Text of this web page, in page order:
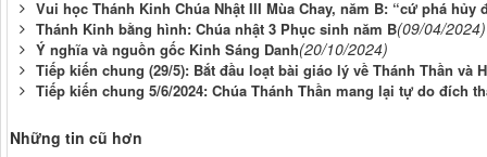
Vui học Thánh Kinh Chúa Nhật III Mùa Chay, năm B: “cứ phá hủy
Thánh Kinh bằng hình: Chúa nhật 3 Phục sinh năm B(09/04/2024)
Ý nghĩa và nguồn gốc Kinh Sáng Danh(20/10/2024)
Tiếp kiến chung (29/5): Bắt đầu loạt bài giáo lý về Thánh Thần và
Tiếp kiến chung 5/6/2024: Chúa Thánh Thần mang lại tự do đích
Những tin cũ hơn